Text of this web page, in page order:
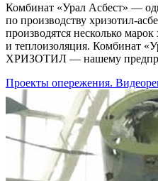
Комбинат «Урал Асбест» —
по производству хризотил-
производятся несколько
и теплоизоляция. Комбинат
ХРИЗОТИЛ — нашему
Проекты опережения.